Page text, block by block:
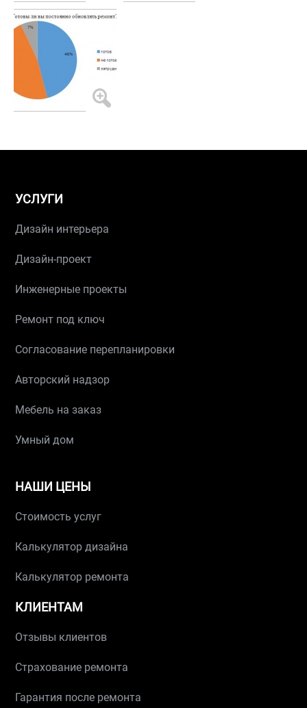
УСЛУГИ
Дизайн интерьера
Дизайн-проект
Инженерные проекты
Ремонт под ключ
Согласование перепланировки
Авторский надзор
Мебель на заказ
Умный дом
НАШИ ЦЕНЫ
Стоимость услуг
Калькулятор дизайна
Калькулятор ремонта
КЛИЕНТАМ
Отзывы клиентов
Страхование ремонта
Гарантия после ремонта